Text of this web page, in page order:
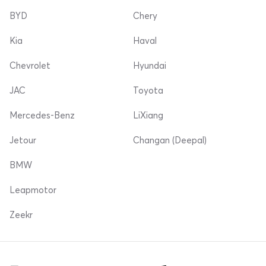
BYD
Kia
Chevrolet
Chery
Haval
Hyundai
JAC
Mercedes-Benz
Jetour
Toyota
LiXiang
Changan (Deepal)
BMW
Leapmotor
Zeekr